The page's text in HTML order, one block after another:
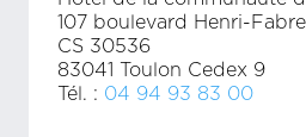
107 boulevard Henri-Fabre
CS 30536
83041 Toulon Cedex 9
Tél. : 04 94 93 83 00